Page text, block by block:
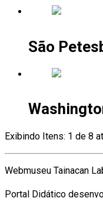
São
Exibindo Itens: 1 de 8
Webmuseu Tainacan
Portal Didático